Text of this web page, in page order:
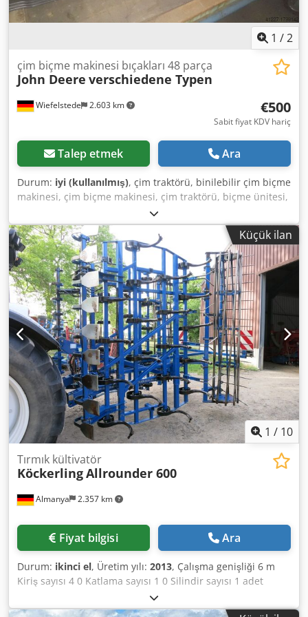
1 /2
Wiefelstede 2.603 km
çim biçme makinesi bıçakları 48 parça
John Deere verschiedene Typen
€500
Sabit fiyat KDV hariç
Talep etmek Ara
Durum: iyi (kullanılmış), çim traktörü, binilebilir çim biçme
makinesi, çim biçme makinesi, çim traktörü, biçme ünitesi,
çim biçme makinesi, biçme çubuğu, diskli biçme makinesi
için Dkodpfx Aob A R Uhsmger - Çim biçme bıçağı: 48 adet
- Türler: çeşitli - Paket: komple - Fiyat: komple - Ağırlık: 120
kg
Küçük ilan
1 / 10
Almanya 2.357 km
Tırmık kültivatör
KöckerlingAllrounder 600
Fiyat bilgisi Ara
Durum: ikinci el, Üretim yılı: 2013, Çalışma genişliği 6 m
Kiriş sayısı 4 0 Katlama sayısı 1 0 Silindir sayısı 1 adet
Tohum yatağı kombinasyonu Dkodpjyv Ixaefx Amgor Teknik
veriler üretici veya işletmeci bilgileridir ve bizim için